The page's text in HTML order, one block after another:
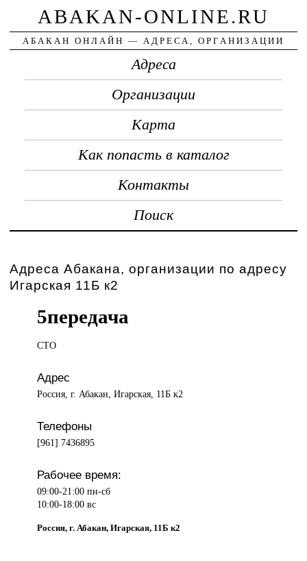
ABAKAN-ONLINE.RU
АБАКАН ОНЛАЙН — АДРЕСА, ОРГАНИЗАЦИИ
Адреса
Организации
Карта
Как попасть в каталог
Контакты
Поиск
Адреса Абакана, организации по адресу
Игарская 11Б к2
5передача
СТО
Адрес
Россия, г. Абакан, Игарская, 11Б к2
Телефоны
[961] 7436895
Рабочее время:
09:00-21:00 пн-сб
10:00-18:00 вс
Россия, г. Абакан, Игарская, 11Б к2